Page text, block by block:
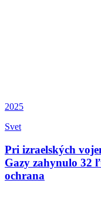
2025
Svet
Pri izraelských
Gazy zahynulo 32
ochrana